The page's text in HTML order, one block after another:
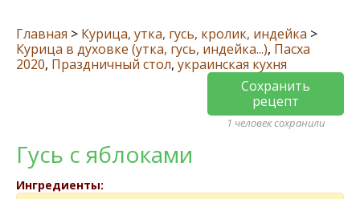
Главная > Курица, утка, гусь, кролик, индейка >
Курица в духовке (утка, гусь, индейка...), Пасха
2020, Праздничный стол, украинская кухня
Сохранить
рецепт
1 человек сохранили
Гусь с яблоками
Ингредиенты: